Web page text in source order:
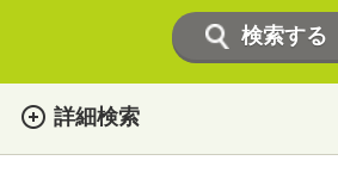
詳細検索